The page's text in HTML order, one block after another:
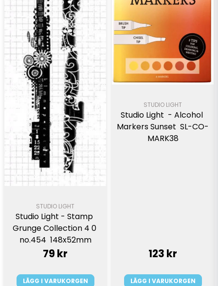
STUDIO LIGHT
Studio Light - Stamp
Grunge Collection 4 0
no.454  148x52mm
79 kr
LÄGG I VARUKORGEN
STUDIO LIGHT
Studio Light  - Alcohol
Markers Sunset  SL-CO-
MARK38
123 kr
LÄGG I VARUKORGEN